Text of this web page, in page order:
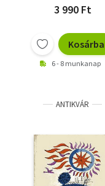
3 990 Ft
Kosárba
6 - 8 munkanap
ANTIKVÁR